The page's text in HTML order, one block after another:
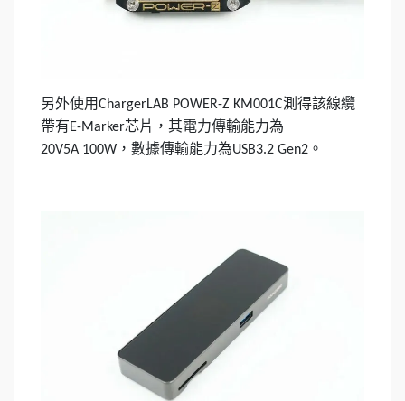
另外使用ChargerLAB POWER-Z KM001C測得該線纜
帶有E-Marker芯片，其電力傳輸能力為
20V5A 100W ，數據傳輸能力為USB3.2 Gen2 。